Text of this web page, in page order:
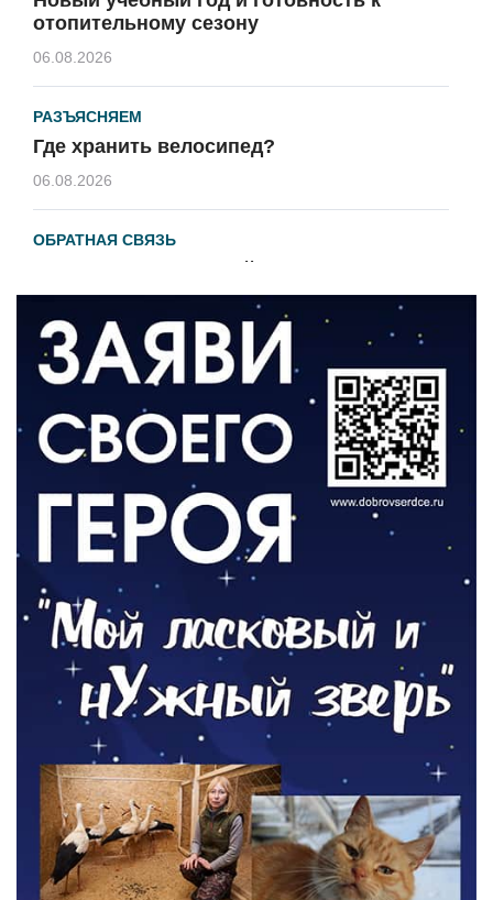
отопительному сезону
06.08.2026
РАЗЪЯСНЯЕМ
Где хранить велосипед?
06.08.2026
ОБРАТНАЯ СВЯЗЬ
Администрация онлайн
ВЛАСТЬ
День памяти и «Симфония народов»
06.08.2026
Новый настил на экотропе
05.08.2026